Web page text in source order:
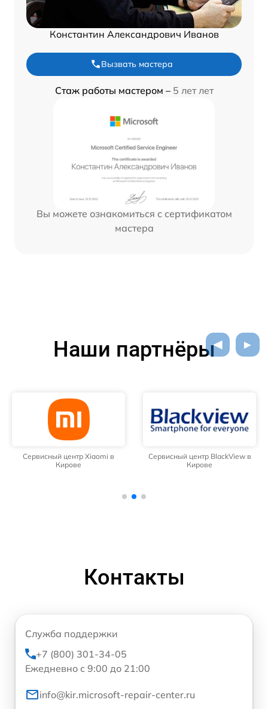
Константин Александрович Иванов
Вызвать мастера
Стаж работы мастером – 5 лет лет
Вы можете ознакомиться с сертификатом
мастера
Наши партнёры
Сервисный центр Xiaomi в
Кирове
Сервисный центр BlackView в
Кирове
Контакты
Служба поддержки
+7 (800) 301-34-05
Ежедневно с 9:00 до 21:00
info@kir.microsoft-repair-center.ru